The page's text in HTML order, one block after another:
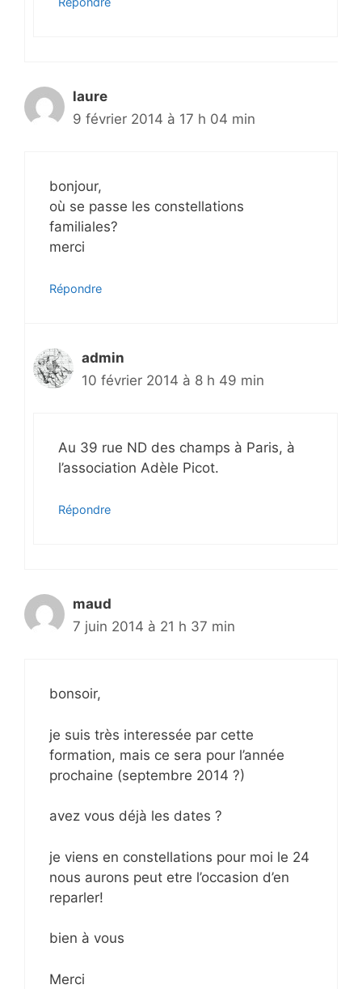
laure
9 février 2014 à 17 h 04 min
bonjour,
où se passe les constellations
familiales?
merci
Répondre
admin
10 février 2014 à 8 h 49 min
Au 39 rue ND des champs à Paris, à
l’association Adèle Picot.
Répondre
maud
7 juin 2014 à 21 h 37 min
bonsoir,
je suis très interessée par cette
formation, mais ce sera pour l’année
prochaine (septembre 2014 ?)
avez vous déjà les dates ?
je viens en constellations pour moi le 24
nous aurons peut etre l’occasion d’en
reparler!
bien à vous
Merci